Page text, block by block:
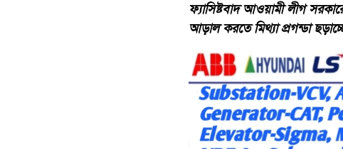
ফ্যাসিষ্টবাদ আওয়ামী লীগ
আড়াল করতে মিথ্যা প্রগন্ডা